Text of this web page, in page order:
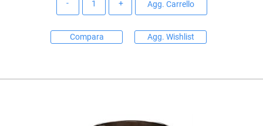
Agg. Carrello
Compara Agg. Wishlist